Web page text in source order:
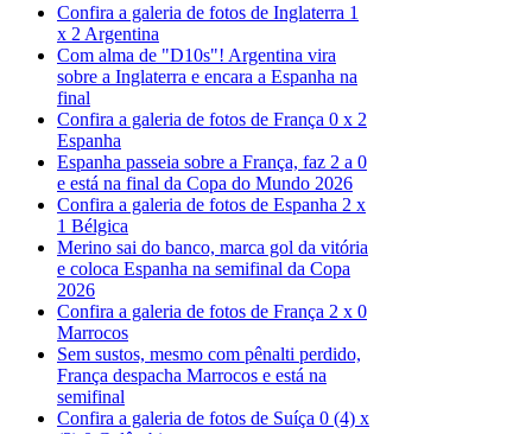
Confira a galeria de fotos de Inglaterra 1
x 2 Argentina
Com alma de "D10s"! Argentina vira
sobre a Inglaterra e encara a Espanha na
final
Confira a galeria de fotos de França 0 x 2
Espanha
Espanha passeia sobre a França, faz 2 a 0
e está na final da Copa do Mundo 2026
Confira a galeria de fotos de Espanha 2 x
1 Bélgica
Merino sai do banco, marca gol da vitória
e coloca Espanha na semifinal da Copa
2026
Confira a galeria de fotos de França 2 x 0
Marrocos
Sem sustos, mesmo com pênalti perdido,
França despacha Marrocos e está na
semifinal
Confira a galeria de fotos de Suíça 0 (4) x